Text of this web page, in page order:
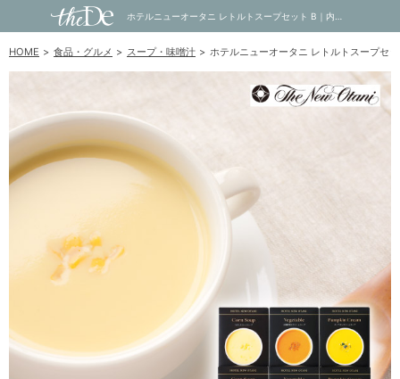
HOME 食品・グルメ スープ・味噌汁 ホテルニューオータニ レトルトスープセ